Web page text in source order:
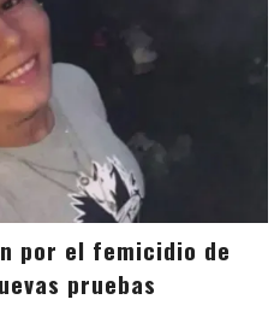
por el femicidio de
pruebas